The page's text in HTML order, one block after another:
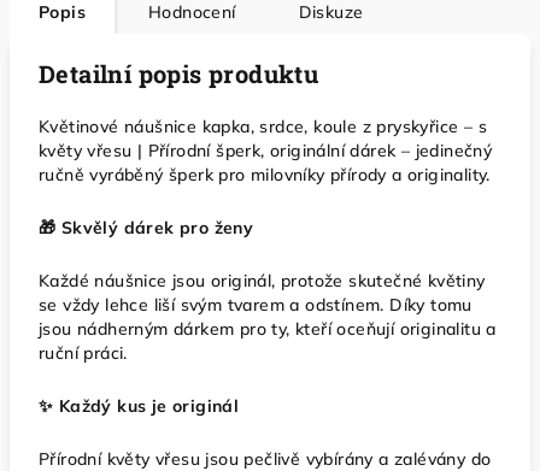
Popis Hodnocení Diskuze
Detailní popis produktu
Květinové náušnice kapka, srdce, koule z pryskyřice – s
květy vřesu | Přírodní šperk, originální dárek – jedinečný
ručně vyráběný šperk pro milovníky přírody a originality.
🎁 Skvělý dárek pro ženy
Každé náušnice jsou originál, protože skutečné květiny
se vždy lehce liší svým tvarem a odstínem. Díky tomu
jsou nádherným dárkem pro ty, kteří oceňují originalitu a
ruční práci.
✨ Každý kus je originál
Přírodní květy vřesu jsou pečlivě vybírány a zalévány do